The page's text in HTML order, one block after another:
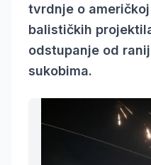
tvrdnje o
balističkih
odstupanje od
sukobima.